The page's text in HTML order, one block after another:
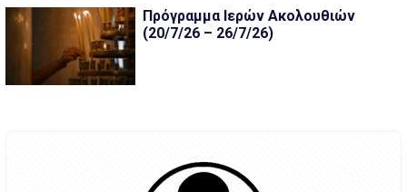
Πρόγραμμα Ιερών Ακολουθιών
(20/7/26 – 26/7/26)